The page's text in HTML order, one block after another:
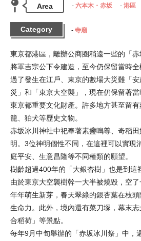
Area 六本木・赤坂 港區
Category 寺廟
東京都港區，離辦公商圈稍遠一些的「
將軍吉宗公下令建造，至今仍保留當時
過了發生在江戶、東京的數場大災難「
災」和「東京大空襲」，現在仍保留著
東京都重要文化財產。許多地方甚至留
籠、狛犬等歷史文物。
赤坂冰川神社中祀奉著素盞嗚尊、奇稻
明。3位神明個性不同，在這裡可以實現
庭平安、生意昌隆等不同種類的願望。
樹齡超過400年的「大銀杏樹」也是到這
由於東京大空襲樹幹一大半被燒毀，空
年年萌生新芽，春天翠綠的銀杏葉在枝
生命力。此外，境內還有菜刀塚，幕末
合稻荷」等景點。
每年9月中旬舉辦的「赤坂冰川祭」中，